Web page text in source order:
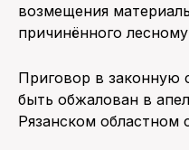
возмещения
причинённого
Приговор в законную
быть обжалован в
Рязанском областном